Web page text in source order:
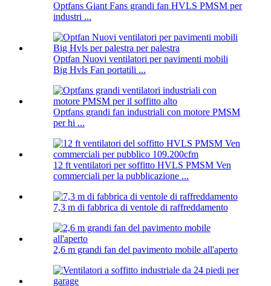
Optfans Giant Fans grandi fan HVLS PMSM per
industri ...
Optfan Nuovi ventilatori per pavimenti mobili
Big Hvls Fan portatili ...
Optfans grandi fan industriali con motore PMSM
per hi ...
12 ft ventilatori per soffitto HVLS PMSM Ven
commerciali per la pubblicazione ...
7,3 m di fabbrica di ventole di raffreddamento
2,6 m grandi fan del pavimento mobile all'aperto